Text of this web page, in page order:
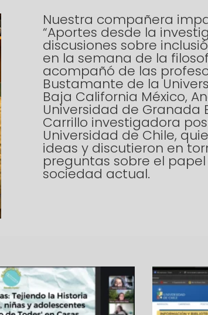
Nuestra compañera
“Aportes desde la
discusiones sobre
en la semana de la
acompañó de las
Bustamante de la
Baja California México,
Universidad de Granada
Carrillo investigadora
Universidad de Chile,
ideas y discutieron en
preguntas sobre el
sociedad actual.